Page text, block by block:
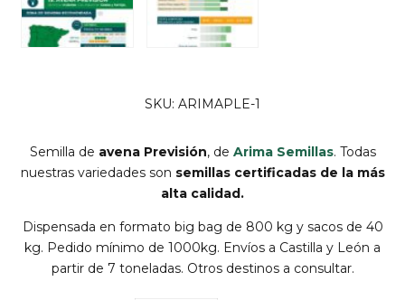
SKU: ARIMAPLE-1
Semilla de avena Previsión, de Arima Semillas. Todas
nuestras variedades son semillas certificadas de la más
alta calidad.
Dispensada en formato big bag de 800 kg y sacos de 40
kg. Pedido mínimo de 1000kg. Envíos a Castilla y León a
partir de 7 toneladas. Otros destinos a consultar.